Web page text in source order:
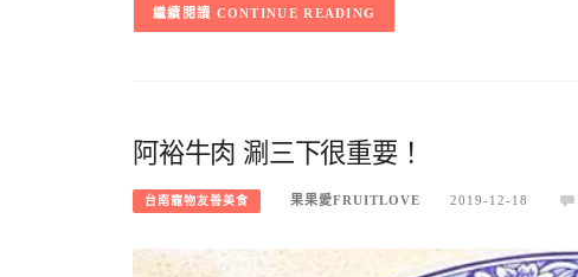
CONTINUE READING
阿裕牛肉 涮三下很重要！
台南寵物友善美食 果果愛FRUITLOVE 2019-12-18